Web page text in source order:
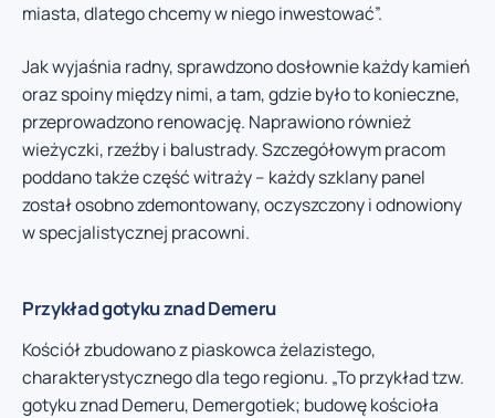
miasta, dlatego chcemy w niego inwestować”.
Jak wyjaśnia radny, sprawdzono dosłownie każdy kamień
oraz spoiny między nimi, a tam, gdzie było to konieczne,
przeprowadzono renowację. Naprawiono również
wieżyczki, rzeźby i balustrady. Szczegółowym pracom
poddano także część witraży – każdy szklany panel
został osobno zdemontowany, oczyszczony i odnowiony
w specjalistycznej pracowni.
Przykład gotyku znad Demeru
Kościół zbudowano z piaskowca żelazistego,
charakterystycznego dla tego regionu. „To przykład tzw.
gotyku znad Demeru, Demergotiek; budowę kościoła